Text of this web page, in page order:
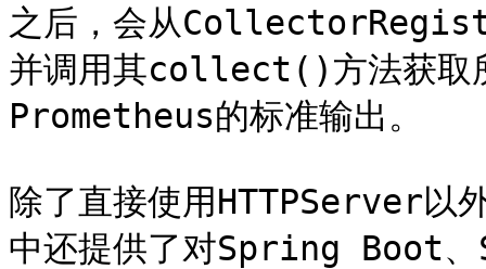
之后，会从
并调用其collect()方法获取
Prometheus的标准输出。
除了直接使用HTTPServer
中还提供了对Spring Boot